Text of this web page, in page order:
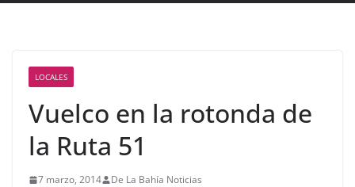
LOCALES
Vuelco en la rotonda de
la Ruta 51
7 marzo, 2014 De La Bahía Noticias